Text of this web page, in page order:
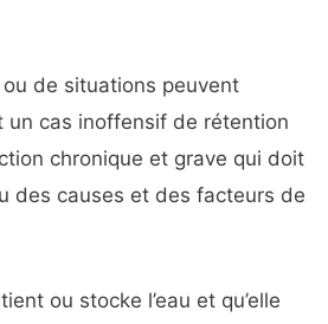
de situations peuvent
cas inoffensif de rétention
chronique et grave qui doit
des causes et des facteurs de
ou stocke l’eau et qu’elle